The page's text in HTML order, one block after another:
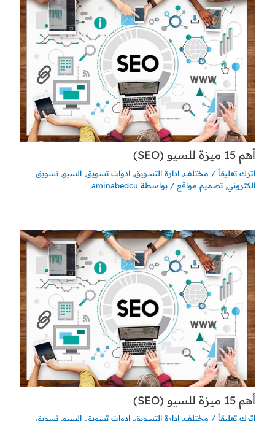
أهم 15 ميزة للسيو (SEO)
اترك تعليقاً / مختلف, ادارة التسويق, ادوات تسويق, السيو, تسويق
الكتروني, تصميم مواقع / بواسطة aminabedcu
أهم 15 ميزة للسيو (SEO)
اترك تعليقاً / مختلف, ادارة التسويق, ادوات تسويق, السيو, تسويق